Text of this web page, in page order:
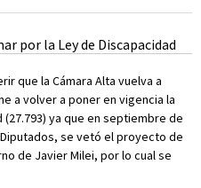
que la Cámara Alta vuelva a
a volver a poner en vigencia la
ya que en septiembre de
se vetó el proyecto de
de Javier Milei, por lo cual se